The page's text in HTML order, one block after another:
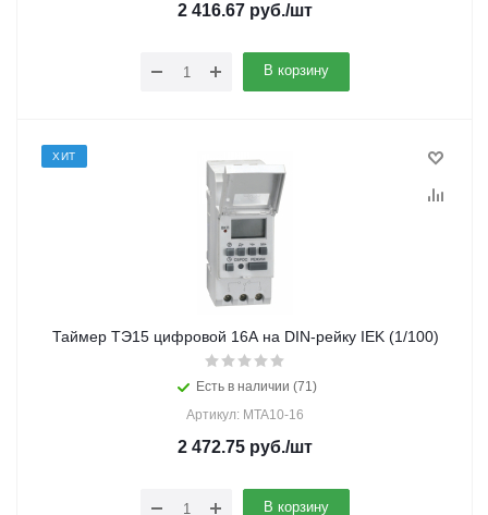
2 416.67 руб./шт
В корзину
ХИТ
Таймер ТЭ15 цифровой 16А на DIN-рейку IEK (1/100)
Есть в наличии (71)
Артикул: MTA10-16
2 472.75 руб./шт
В корзину